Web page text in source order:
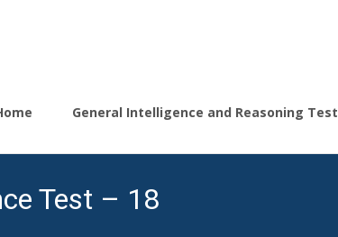
General Intelligence and Reasoning Test
Test – 18